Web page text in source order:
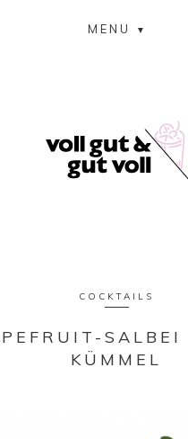
MENU
COCKTAILS
KÜMMEL